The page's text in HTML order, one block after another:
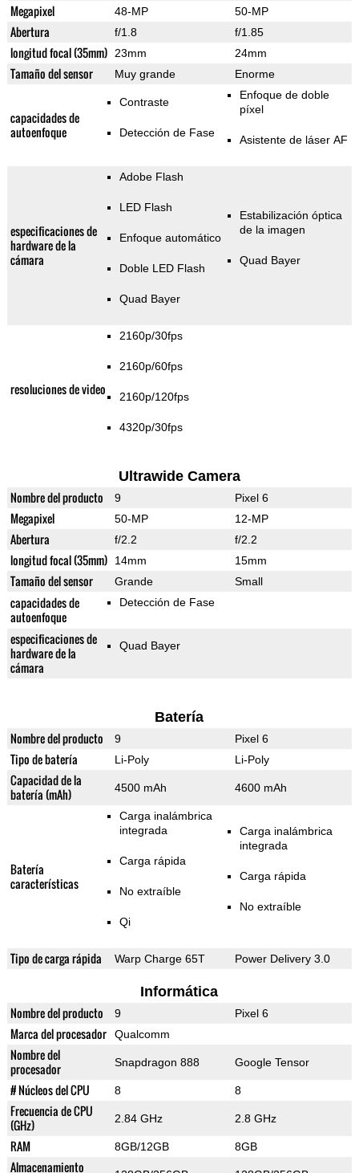
Megapixel 48-MP 50-MP
Abertura f/1.8 f/1.85
longitud focal (35mm) 23mm 24mm
Tamaño del sensor Muy grande Enorme
capacidades de
autoenfoque
Contraste
Detección de Fase
Enfoque de doble
píxel
Asistente de láser AF
especificaciones de
hardware de la
cámara
Adobe Flash
LED Flash
Enfoque automático
Doble LED Flash
Quad Bayer
Estabilización óptica
de la imagen
Quad Bayer
resoluciones de video
2160p/30fps
2160p/60fps
2160p/120fps
4320p/30fps
Ultrawide Camera
Nombre del producto 9 Pixel 6
Megapixel 50-MP 12-MP
Abertura f/2.2 f/2.2
longitud focal (35mm) 14mm 15mm
Tamaño del sensor Grande Small
capacidades de
autoenfoque
Detección de Fase
especificaciones de
hardware de la
cámara
Quad Bayer
Batería
Nombre del producto 9 Pixel 6
Tipo de batería Li-Poly Li-Poly
Capacidad de la
batería (mAh)
4500 mAh 4600 mAh
Batería
características
Carga inalámbrica
integrada
Carga rápida
No extraíble
Qi
Carga inalámbrica
integrada
Carga rápida
No extraíble
Tipo de carga rápida Warp Charge 65T Power Delivery 3.0
Informática
Nombre del producto 9 Pixel 6
Marca del procesador Qualcomm
Nombre del
procesador
Snapdragon 888 Google Tensor
# Núcleos del CPU 8 8
Frecuencia de CPU
(GHz)
2.84 GHz 2.8 GHz
RAM 8GB/12GB 8GB
Almacenamiento